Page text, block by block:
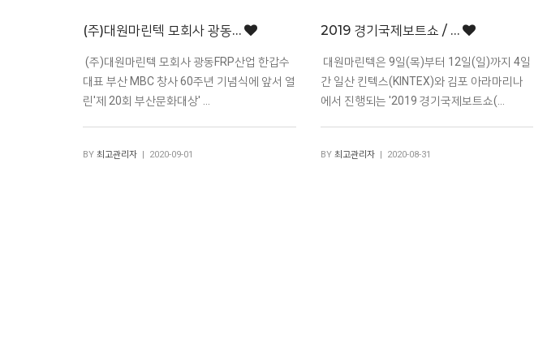
(주)대원마린텍 모회사 광동…
(주)대원마린텍 모회사 광동FRP산업 한갑수
대표 ​부산 MBC 창사 60주년 기념식에 앞서 열
린'제 20회 부산문화대상' …
BY 최고관리자 | 2020-09-01
2019 경기국제보트쇼 / …
대원마린텍은 9일(목)부터 12일(일)까지 4일
간 일산 킨텍스(KINTEX)와 김포 아라마리나
에서 진행되는 '2019 경기국제보트쇼(…
BY 최고관리자| 2020-08-31